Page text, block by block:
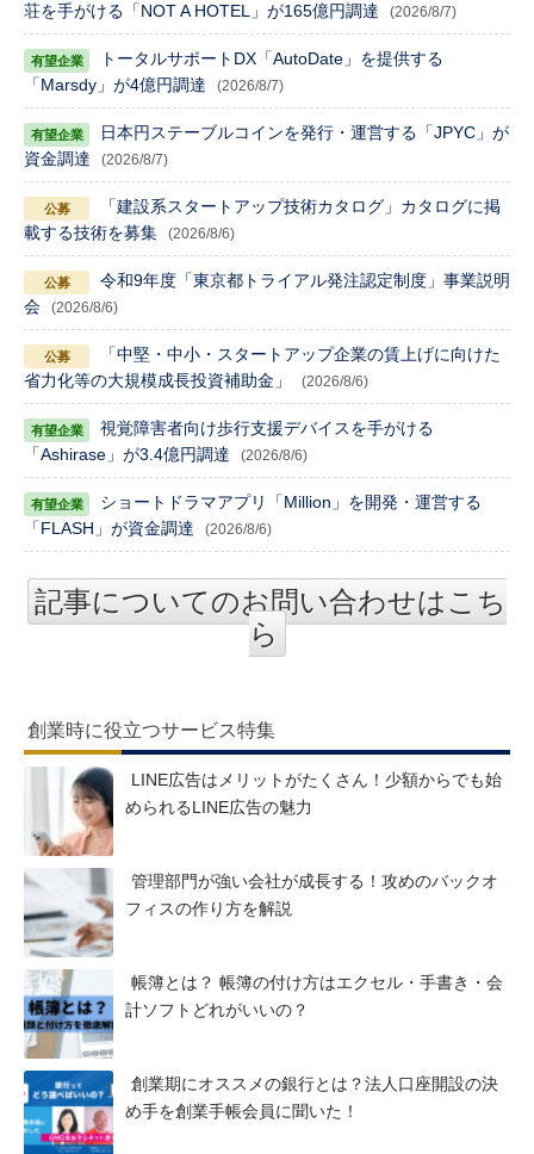
荘を手がける「NOT A HOTEL」が165億円調達
(2026/8/7)
トータルサポートDX「AutoDate」を提供する
「Marsdy」が4億円調達
(2026/8/7)
日本円ステーブルコインを発行・運営する「JPYC」が
資金調達
(2026/8/7)
「建設系スタートアップ技術カタログ」カタログに掲
載する技術を募集
(2026/8/6)
令和9年度「東京都トライアル発注認定制度」事業説明
会
(2026/8/6)
「中堅・中小・スタートアップ企業の賃上げに向けた
省力化等の大規模成長投資補助金」
(2026/8/6)
視覚障害者向け歩行支援デバイスを手がける
「Ashirase」が3.4億円調達
(2026/8/6)
ショートドラマアプリ「Million」を開発・運営する
「FLASH」が資金調達
(2026/8/6)
記事についてのお問い合わせはこち
ら
創業時に役立つサービス特集
LINE広告はメリットがたくさん！少額からでも始
められるLINE広告の魅力
管理部門が強い会社が成長する！攻めのバックオ
フィスの作り方を解説
帳簿とは？ 帳簿の付け方はエクセル・手書き・会
計ソフトどれがいいの？
創業期にオススメの銀行とは？法人口座開設の決
め手を創業手帳会員に聞いた！